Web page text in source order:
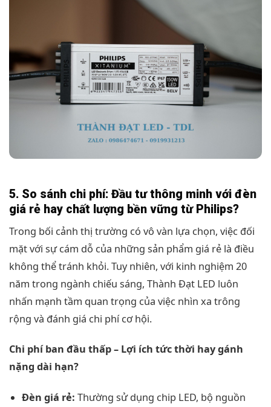
5. So sánh chi phí: Đầu tư thông minh với đèn
giá rẻ hay chất lượng bền vững từ Philips?
Trong bối cảnh thị trường có vô vàn lựa chọn, việc đối
mặt với sự cám dỗ của những sản phẩm giá rẻ là điều
không thể tránh khỏi. Tuy nhiên, với kinh nghiệm 20
năm trong ngành chiếu sáng, Thành Đạt LED luôn
nhấn mạnh tầm quan trọng của việc nhìn xa trông
rộng và đánh giá chi phí cơ hội.
Chi phí ban đầu thấp – Lợi ích tức thời hay gánh
nặng dài hạn?
Đèn giá rẻ: Thường sử dụng chip LED, bộ nguồn